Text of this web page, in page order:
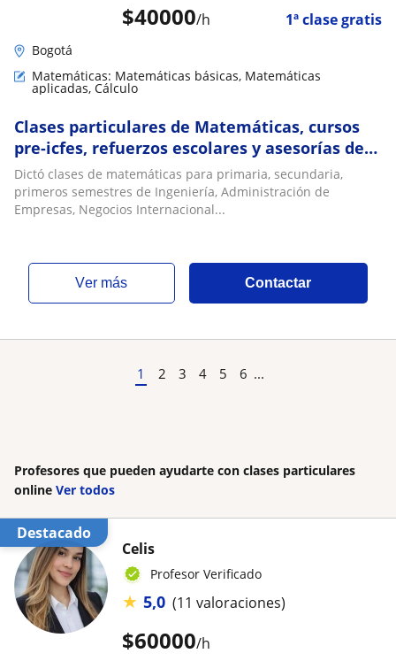
$40000/h 1ª clase gratis
Bogotá
Matemáticas: Matemáticas básicas, Matemáticas
aplicadas, Cálculo
Clases particulares de Matemáticas, cursos
pre-icfes, refuerzos escolares y asesorías de
tareas en forma virtual o presencial
Dictó clases de matemáticas para primaria, secundaria,
primeros semestres de Ingeniería, Administración de
Empresas, Negocios Internacional...
ver más Contactar
1 2 3 4 5 6 ...
Profesores que pueden ayudarte con clases particulares
online Ver todos
Destacado
$60000/h
Celis
Profesor Verificado
★ 5,0 (11 valoraciones)